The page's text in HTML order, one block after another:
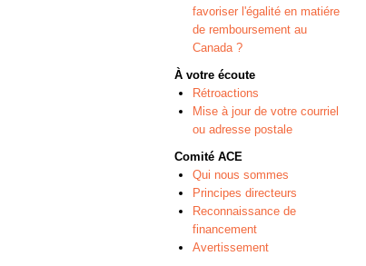
favoriser l'égalité en matiére
de remboursement au
Canada ?
À votre écoute
Rétroactions
Mise à jour de votre courriel
ou adresse postale
Comité ACE
Qui nous sommes
Principes directeurs
Reconnaissance de
financement
Avertissement